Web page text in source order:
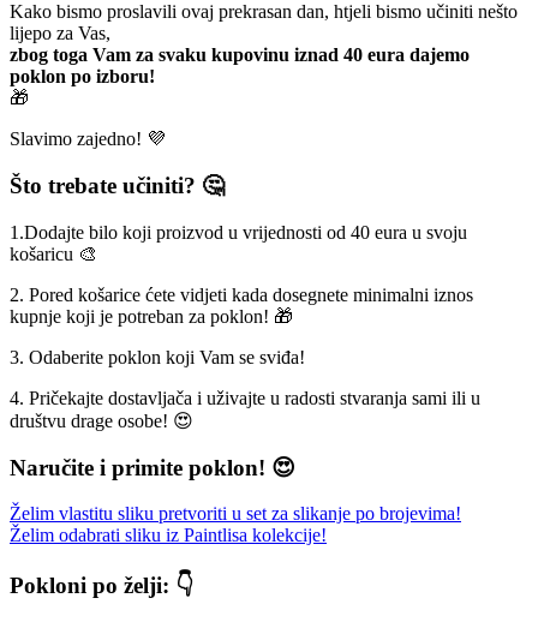
Kako bismo proslavili ovaj prekrasan dan, htjeli bismo učiniti nešto
lijepo za Vas,
zbog toga Vam za svaku kupovinu iznad 40 eura dajemo
poklon po izboru!
🎁
Slavimo zajedno! 💜
Što trebate učiniti? 🤔
1.Dodajte bilo koji proizvod u vrijednosti od 40 eura u svoju
košaricu 🎨
2. Pored košarice ćete vidjeti kada dosegnete minimalni iznos
kupnje koji je potreban za poklon! 🎁
3. Odaberite poklon koji Vam se sviđa!
4. Pričekajte dostavljača i uživajte u radosti stvaranja sami ili u
društvu drage osobe! 😍
Naručite i primite poklon! 😍
Želim vlastitu sliku pretvoriti u set za slikanje po brojevima!
Želim odabrati sliku iz Paintlisa kolekcije!
Pokloni po želji: 👇